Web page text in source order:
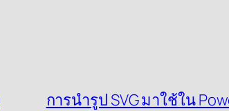
การนำรูป SVG มาใช้ใน